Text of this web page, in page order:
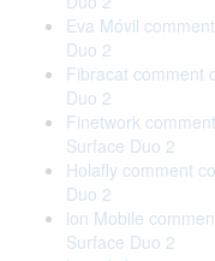
Eva Móvil
Duo 2
Fibracat comment
Duo 2
Finetwork
Surface Duo 2
Holafly comment
Duo 2
ion Mobile
Surface Duo 2